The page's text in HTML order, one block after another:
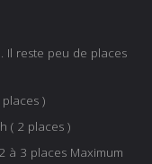
Il reste peu de places
)
( 2 places )
à 3 places Maximum